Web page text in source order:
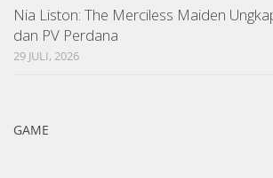
Nia Liston: The Merciless Maiden
dan PV Perdana
29 JULI, 2026
GAME